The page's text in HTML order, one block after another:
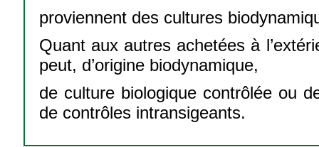
proviennent des cultures
Quant aux autres achetées à
peut, d’origine biodynamique,
de culture biologique contrôlée ou
de contrôles intransigeants.